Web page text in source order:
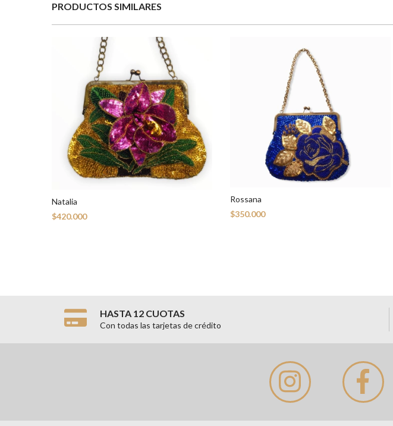
PRODUCTOS SIMILARES
Natalia
$420.000
Rossana
$350.000
HASTA 12 CUOTAS
Con todas las tarjetas de crédito